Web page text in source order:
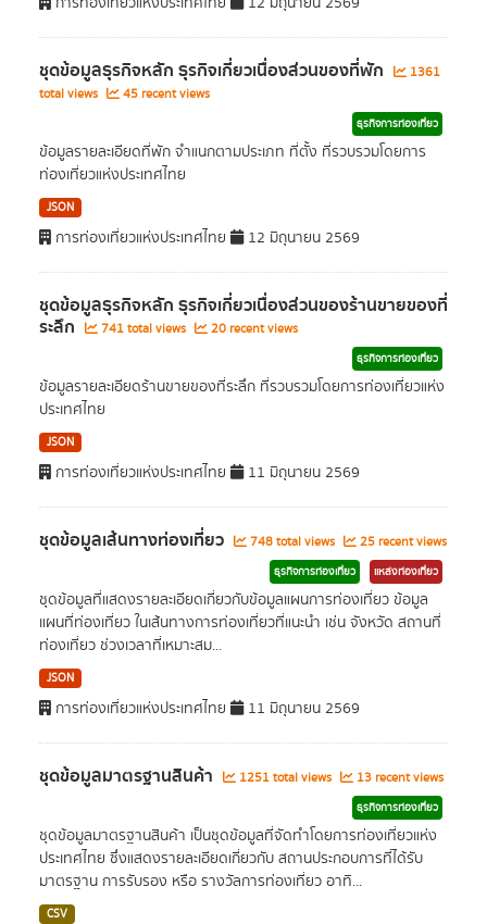
ชุดข้อมูลธุรกิจหลัก ธุรกิจเกี่ยวเนื่องส่วนของที่พัก
1361
total views
45 recent views
ธุรกิจการท่องเที่ยว
ข้อมูลรายละเอียดที่พัก จำแนกตามประเภท ที่ตั้ง ที่รวบรวมโดยการ
ท่องเที่ยวแห่งประเทศไทย
JSON
การท่องเที่ยวแห่งประเทศไทย 12 มิถุนายน 2569
ชุดข้อมูลธุรกิจหลัก ธุรกิจเกี่ยวเนื่องส่วนของร้านขายของที่
ระลึก 741 total views 20 recent views
ธุรกิจการท่องเที่ยว
ข้อมูลรายละเอียดร้านขายของที่ระลึก ที่รวบรวมโดยการท่องเที่ยวแห่ง
ประเทศไทย
JSON
การท่องเที่ยวแห่งประเทศไทย 11 มิถุนายน 2569
ชุดข้อมูลเส้นทางท่องเที่ยว 748 total views 25 recent views
ธุรกิจการท่องเที่ยว แหล่งท่องเที่ยว
ชุดข้อมูลที่แสดงรายละเอียดเกี่ยวกับข้อมูลแผนการท่องเที่ยว ข้อมูล
แผนที่ท่องเที่ยว ในเส้นทางการท่องเที่ยวที่แนะนำ เช่น จังหวัด สถานที่
ท่องเที่ยว ช่วงเวลาที่เหมาะสม...
JSON
การท่องเที่ยวแห่งประเทศไทย 11 มิถุนายน 2569
ชุดข้อมูลมาตรฐานสินค้า 1251 total views 13 recent views
ธุรกิจการท่องเที่ยว
ชุดข้อมูลมาตรฐานสินค้า เป็นชุดข้อมูลที่จัดทำโดยการท่องเที่ยวแห่ง
ประเทศไทย ซึ่งแสดงรายละเอียดเกี่ยวกับ สถานประกอบการที่ได้รับ
มาตรฐาน การรับรอง หรือ รางวัลการท่องเที่ยว อาทิ...
CSV